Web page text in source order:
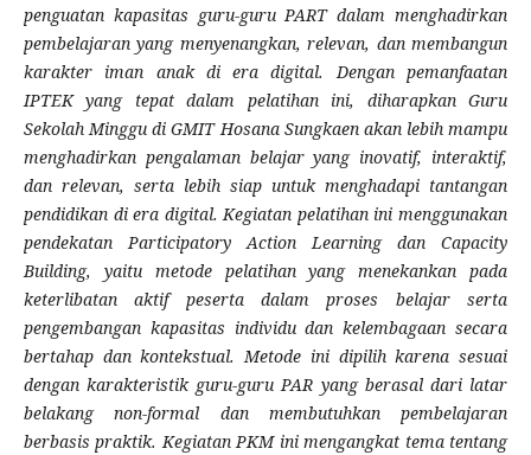
penguatan kapasitas guru-guru PART dalam menghadirkan
pembelajaran yang menyenangkan, relevan, dan membangun
karakter iman anak di era digital.Dengan pemanfaatan
IPTEK yang tepat dalam pelatihan ini, diharapkan Guru
Sekolah Minggu di GMIT Hosana Sungkaen akan lebih mampu
menghadirkan pengalaman belajar yang inovatif, interaktif,
dan relevan, serta lebih siap untuk menghadapi tantangan
pendidikan di era digital. Kegiatan pelatihan ini menggunakan
pendekatan Participatory Action Learning dan Capacity
Building, yaitu metode pelatihan yang menekankan pada
keterlibatan aktif peserta dalam proses belajar serta
pengembangan kapasitas individu dan kelembagaan secara
bertahap dan kontekstual. Metode ini dipilih karena sesuai
dengan karakteristik guru-guru PAR yang berasal dari latar
belakang non-formal dan membutuhkan pembelajaran
berbasis praktik.Kegiatan PKM ini mengangkat tema tentang